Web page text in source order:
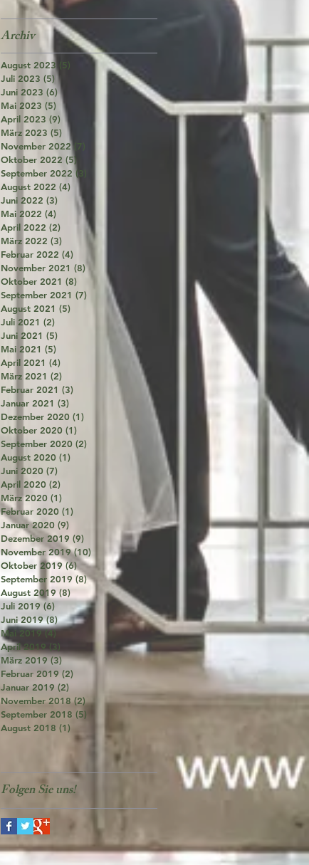
Archiv
August 2023 (5) 5 Beiträge
Juli 2023 (5) 5 Beiträge
Juni 2023 (6)6 Beiträge
Mai 2023 (5) 5 Beiträge
April 2023 (9) 9 Beiträge
März 2023 (5) 5 Beiträge
November 2022
(7)
Oktober 2022 (5)
September 2022 (3)
August 2022 (4) 4 Beiträge
Juni 2022 (3) 3 Beiträge
Mai 2022 (4) 4 Beiträge
April 2022 (2) 2 Beiträge
März 2022 (3) 3 Beiträge
Februar 2022 (4)
November 2021 (8)8 Beiträge
Oktober 2021 (8) 8 Beiträge
September 2021 (7) 7 Beiträge
August 2021 (5)
Juli 2021 (2)
Juni 2021 (5)
Mai 2021 (5)
April 2021 (4)
März 2021 (2)
Februar 2021 (3)
Januar 2021 (3)
Dezember 2020 (1)
Oktober 2020 (1)
September 2020 (2)
August 2020 (1)
Juni 2020 (7)
April 2020 (2)
März 2020 (1)
Februar 2020 (1)
Januar 2020 (9)
Dezember 2019 (9) 9 Beiträge
November 2019 (10) 10 Beiträge
Oktober 2019 (6) 6 Beiträge
September 2019 (8)8 Beiträge
August 2019 (8) 8 Beiträge
Juli 2019 (6) 6 Beiträge
Juni 2019 (8)8 Beiträge
Mai 2019 (4)4 Beiträge
April 2019 (3)
März 2019 (3)3 Beiträge
Februar 2019 (2)
Januar 2019 (2)
November 2018 (2)2 Beiträge
September 2018 (5)
August 2018 (1)
Folgen Sie uns!